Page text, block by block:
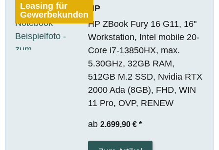
Leasing für
Gewerbekunden
HP
HP ZBook Fury 16 G11, 16"
Workstation, Intel mobile 20-
Core i7-13850HX, max.
5.30GHz, 32GB RAM,
512GB M.2 SSD, Nvidia RTX
2000 Ada (8GB), FHD, WIN
11 Pro, OVP, RENEW
ab 2.699,90 € *